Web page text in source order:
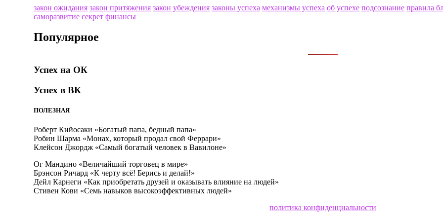
закон ожидания закон притяжения закон убеждения законы успеха механизмы успеха об успехе подсознание правила
саморазвитие секрет финансы
Популярное
Успех на ОК
Успех в ВК
ПОЛЕЗНАЯ
Роберт Кийосаки «Богатый папа, бедный папа»
Робин Шарма «Монах, который продал свой Феррари»
Клейсон Джордж «Самый богатый человек в Вавилоне»
Ог Мандино «Величайший торговец в мире»
Брэнсон Ричард «К черту всё! Берись и делай!»
Дейл Карнеги «Как приобретать друзей и оказывать влияние на людей»
Стивен Кови «Семь навыков высокоэффективных людей»
политика конфиденциальности